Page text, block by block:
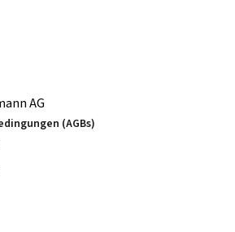
AG
(AGBs)